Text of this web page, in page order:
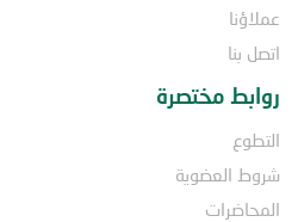
عملاؤنا
اتصل بنا
روابط مختصرة
التطوع
شروط العضوية
المحاضرات